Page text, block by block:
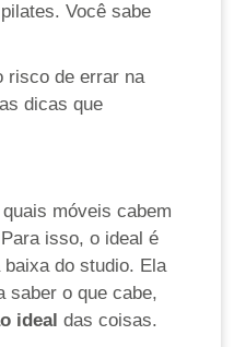
Você sabe
risco de errar na
dicas que
móveis cabem
isso, o ideal é
do studio. Ela
saber o que cabe,
ideal das coisas.